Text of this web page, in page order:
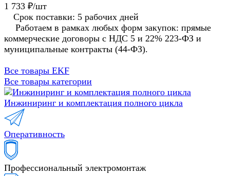
1 733 ₽/шт
Срок поставки: 5 рабочих дней
Работаем в рамках любых форм закупок: прямые
коммерческие договоры с НДС 5 и 22% 223-ФЗ и
муниципальные контракты (44-ФЗ).
Все товары EKF
Все товары категории
Инжиниринг и комплектация полного цикла
Оперативность
Профессиональный электромонтаж